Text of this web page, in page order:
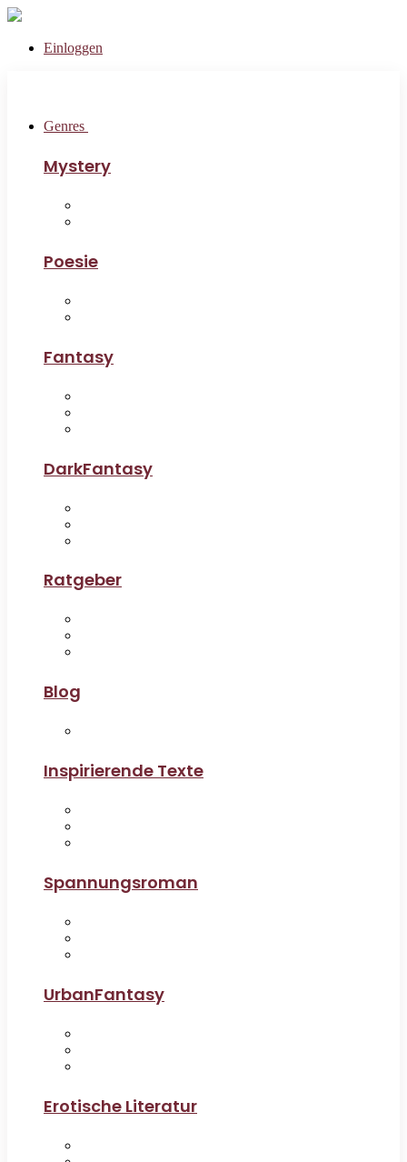
Einloggen
Genres
Mystery
Poesie
Fantasy
DarkFantasy
Ratgeber
Blog
Inspirierende Texte
Spannungsroman
UrbanFantasy
Erotische Literatur